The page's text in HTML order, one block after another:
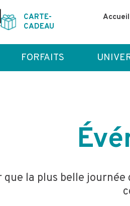
CARTE-
CADEAU
Accueil
FORFAITS
que la plus belle